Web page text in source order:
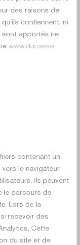
des raisons de
contiennent, ni
sont apportés ne
www.ducasse-
contenant un
le navigateur
Ils peuvent
le parcours de
Lors de la
recevoir des
Cette
du site et de